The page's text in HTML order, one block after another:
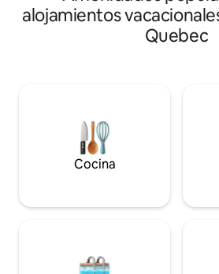
en Domaine Le Maelström, disfruta
actividades como senderismo,
de montaña, raquetas de nieve, esquí
naturaleza. Un verdadero refugio de
montaña, ideal tanto para la aventura
como para la relajación.
alojamientos
Quebec
Cocina